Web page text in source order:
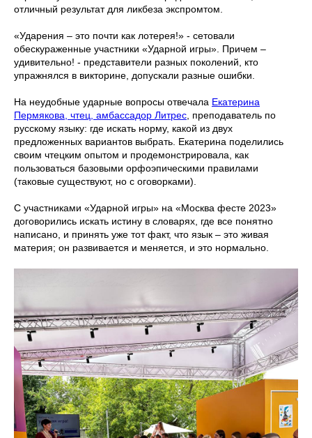
отличный результат для ликбеза экспромтом.
«Ударения – это почти как лотерея!» - сетовали
обескураженные участники «Ударной игры». Причем –
удивительно! - представители разных поколений, кто
упражнялся в викторине, допускали разные ошибки.
На неудобные ударные вопросы отвечала Екатерина
Пермякова, чтец, амбассадор Литрес , преподаватель по
русскому языку: где искать норму, какой из двух
предложенных вариантов выбрать. Екатерина поделились
своим чтецким опытом и продемонстрировала, как
пользоваться базовыми орфоэпическими правилами
(таковые существуют, но с оговорками).
С участниками «Ударной игры» на «Москва фесте 2023»
договорились искать истину в словарях, где все понятно
написано, и принять уже тот факт, что язык – это живая
материя; он развивается и меняется, и это нормально.